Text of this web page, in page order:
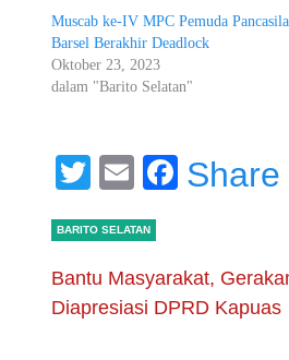
Muscab ke-IV MPC Pemuda Pancasila
Barsel Berakhir Deadlock
Oktober 23, 2023
dalam "Barito Selatan"
Twitter
EmailShare
BARITO SELATAN
Bantu Masyarakat,
Diapresiasi DPRD Kapuas